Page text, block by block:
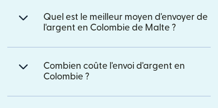
Quel est le meilleur moyen d'envoyer de
l'argent en Colombie de Malte ?
Combien coûte l'envoi d'argent en
Colombie ?